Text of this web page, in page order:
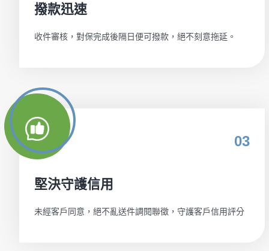
撥款迅速
收件審核，對保完成後隔日便可撥款，絕不刻意拖延。
03
堅決守護信用
未經客戶同意，絕不亂送件調閱聯徵，守護客戶信用評分